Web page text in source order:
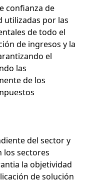
confianza de
utilizadas por las
de todo el
de ingresos y la
el
las
de los
del sector y
los sectores
la objetividad
de solución